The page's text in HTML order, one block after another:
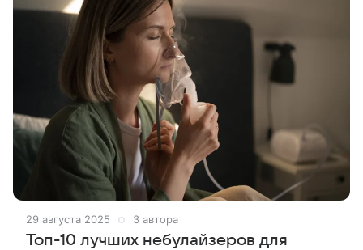
29 августа 2025 3 автора
Топ-10 лучших небулайзеров для